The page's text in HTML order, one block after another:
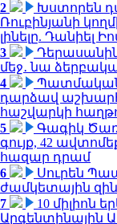
2
Խստորեն
Ռուբինյանի
լինելը. Դանիել
3
մեջ․ նա
4
դարձավ
հաշվարկի
5
Գագիկ
գույք, 42
հազար դրամ
6
Սուրեն
ժամկետային
7
10 միլիոն
Արգենտինային